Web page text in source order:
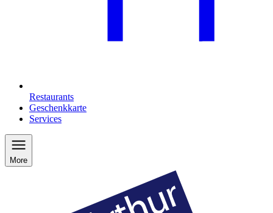
Restaurants
Geschenkkarte
Services
More